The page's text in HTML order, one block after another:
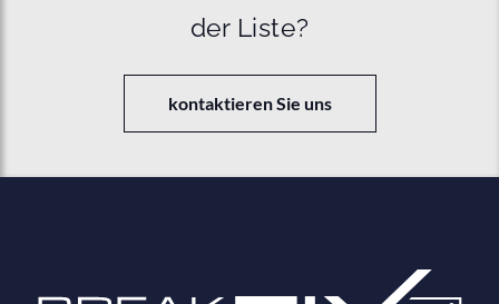
der Liste?
kontaktieren Sie uns